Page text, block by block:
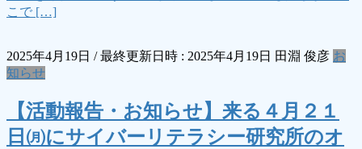
こで […]
2025年4月19日 / 最終更新日時 : 2025年4月19日 田淵 俊彦 お
知らせ
【活動報告・お知らせ】来る４月２１
日㈪にサイバーリテラシー研究所のオ